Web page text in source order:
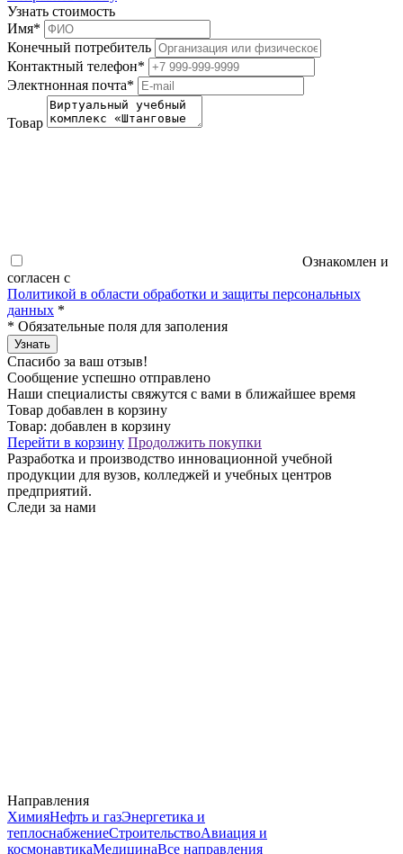
Узнать стоимость
Имя*
Конечный потребитель
Контактный телефон*
Электнонная почта*
Товар
Ознакомлен и
согласен с
Политикой в области обработки и защиты персональных
данных *
* Обязательные поля для заполения
Узнать
Спасибо за ваш отзыв!
Сообщение успешно отправлено
Наши специалисты свяжутся с вами в ближайшее время
Товар добавлен в корзину
Товар: добавлен в корзину
Перейти в корзину Продолжить покупки
Разработка и производство инновационной учебной
продукции для вузов, колледжей и учебных центров
предприятий.
Следи за нами
Направления
ХимияНефть и газЭнергетика и
теплоснабжениеСтроительствоАвиация и
космонавтикаМедицинаВсе направления